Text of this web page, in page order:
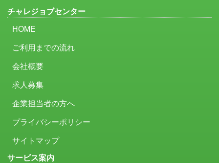
チャレジョブセンター
HOME
ご利用までの流れ
会社概要
求人募集
企業担当者の方へ
プライバシーポリシー
サイトマップ
サービス案内